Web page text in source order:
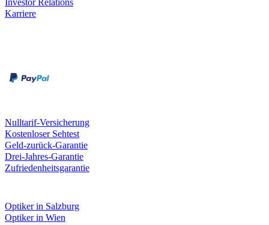
Karriere
Nulltarif-Versicherung
Kostenloser Sehtest
Geld-zurück-Garantie
Drei-Jahres-Garantie
Zufriedenheitsgarantie
Optiker in Salzburg
Optiker in Wien